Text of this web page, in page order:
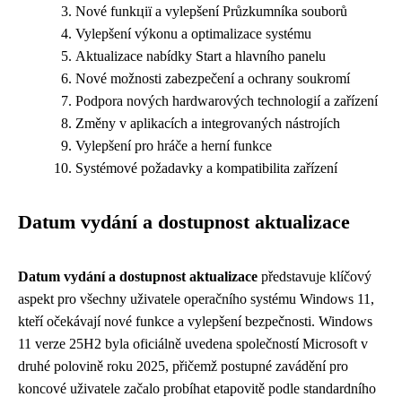
Nové funkції a vylepšení Průzkumníka souborů
Vylepšení výkonu a optimalizace systému
Aktualizace nabídky Start a hlavního panelu
Nové možnosti zabezpečení a ochrany soukromí
Podpora nových hardwarových technologií a zařízení
Změny v aplikacích a integrovaných nástrojích
Vylepšení pro hráče a herní funkce
Systémové požadavky a kompatibilita zařízení
Datum vydání a dostupnost aktualizace
Datum vydání a dostupnost aktualizace představuje klíčový
aspekt pro všechny uživatele operačního systému Windows 11,
kteří očekávají nové funkce a vylepšení bezpečnosti. Windows
11 verze 25H2 byla oficiálně uvedena společností Microsoft v
druhé polovině roku 2025, přičemž postupné zavádění pro
koncové uživatele začalo probíhat etapovitě podle standardního